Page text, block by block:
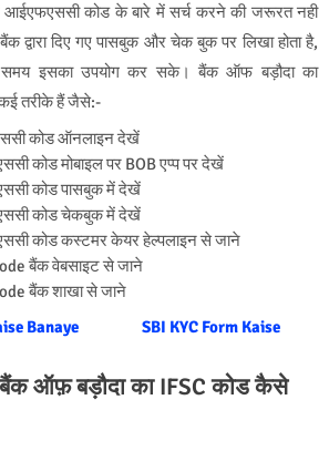
कोड के बारे में सर्च करने की जरूरत नही
द्वारा दिए गए पासबुक और चेक बुक पर लिखा होता है,
इसका उपयोग कर सके। बैंक ऑफ बड़ौदा का
तरीके हैं जैसे:-
कोड ऑनलाइन देखें
कोड मोबाइल पर BOB एप्प पर देखें
कोड पासबुक में देखें
कोड चेकबुक में देखें
कोड कस्टमर केयर हेल्पलाइन से जाने
बैंक वेबसाइट से जाने
बैंक शाखा से जाने
Banaye
SBI KYC Form Kaise
ऑफ़ बड़ौदा का IFSC कोड कैसे